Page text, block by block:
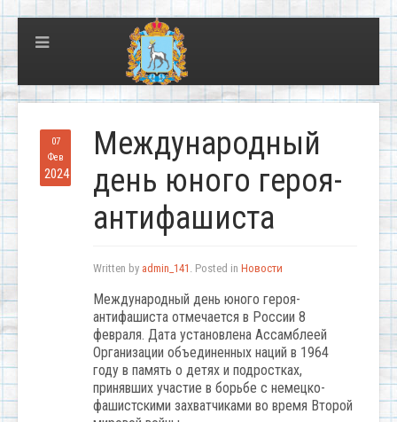
07
Фев
2024
Международный
день юного героя-
антифашиста
Written by admin_141 . Posted in Новости
Международный день юного героя-
антифашиста отмечается в России 8
февраля. Дата установлена Ассамблеей
Организации объединенных наций в 1964
году в память о детях и подростках,
принявших участие в борьбе с немецко-
фашистскими захватчиками во время Второй